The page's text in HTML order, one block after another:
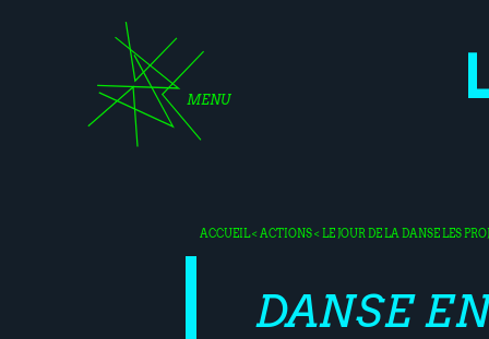
MENU
ACCUEIL<ACTIONS<LE JOUR DE LA DANSELES
DANSE